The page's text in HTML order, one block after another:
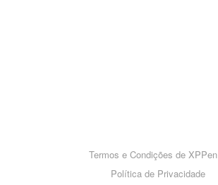
Termos e Condições de XPPen
Política de Privacidade